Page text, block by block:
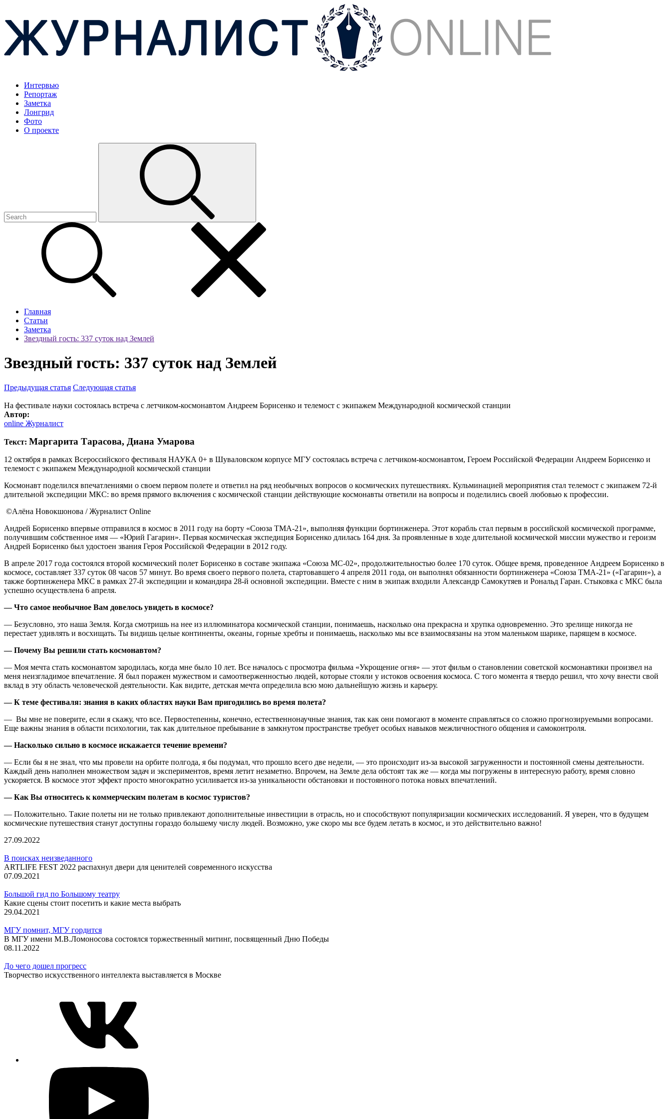
Интервью
Репортаж
Заметка
Лонгрид
Фото
О проекте
Главная
Статьи
Заметка
Звездный гость: 337 суток над Землей
Звездный гость: 337 суток над Землей
Предыдущая статья Следующая статья
На фестивале науки состоялась встреча с летчиком-космонавтом Андреем Борисенко и телемост с экипажем Международной космической станции
Автор:
online Журналист
Текст: Маргарита Тарасова, Диана Умарова
12 октября в рамках Всероссийского фестиваля НАУКА 0+ в Шуваловском корпусе МГУ состоялась встреча с летчиком-космонавтом, Героем Российской Федерации Андреем Борисенко и
телемост с экипажем Международной космической станции
Космонавт поделился впечатлениями о своем первом полете и ответил на ряд необычных вопросов о космических путешествиях. Кульминацией мероприятия стал телемост с экипажем 72-й
длительной экспедиции МКС: во время прямого включения с космической станции действующие космонавты ответили на вопросы и поделились своей любовью к профессии.
©Алёна Новокшонова / Журналист Online
Андрей Борисенко впервые отправился в космос в 2011 году на борту «Союза ТМА-21», выполняя функции бортинженера. Этот корабль стал первым в российской космической программе,
получившим собственное имя — «Юрий Гагарин». Первая космическая экспедиция Борисенко длилась 164 дня. За проявленные в ходе длительной космической миссии мужество и героизм
Андрей Борисенко был удостоен звания Героя Российской Федерации в 2012 году.
В апреле 2017 года состоялся второй космический полет Борисенко в составе экипажа «Союза МС-02», продолжительностью более 170 суток. Общее время, проведенное Андреем Борисенко в
космосе, составляет 337 суток 08 часов 57 минут. Во время своего первого полета, стартовавшего 4 апреля 2011 года, он выполнял обязанности бортинженера «Союза ТМА-21» («Гагарин»), а
также бортинженера МКС в рамках 27-й экспедиции и командира 28-й основной экспедиции. Вместе с ним в экипаж входили Александр Самокутяев и Рональд Гаран. Стыковка с МКС была
успешно осуществлена 6 апреля.
— Что самое необычное Вам довелось увидеть в космосе?
— Безусловно, это наша Земля. Когда смотришь на нее из иллюминатора космической станции, понимаешь, насколько она прекрасна и хрупка одновременно. Это зрелище никогда не
перестает удивлять и восхищать. Ты видишь целые континенты, океаны, горные хребты и понимаешь, насколько мы все взаимосвязаны на этом маленьком шарике, парящем в космосе.
— Почему Вы решили стать космонавтом?
— Моя мечта стать космонавтом зародилась, когда мне было 10 лет. Все началось с просмотра фильма «Укрощение огня» — этот фильм о становлении советской космонавтики произвел на
меня неизгладимое впечатление. Я был поражен мужеством и самоотверженностью людей, которые стояли у истоков освоения космоса. С того момента я твердо решил, что хочу внести свой
вклад в эту область человеческой деятельности. Как видите, детская мечта определила всю мою дальнейшую жизнь и карьеру.
— К теме фестиваля: знания в каких областях науки Вам пригодились во время полета?
— Вы мне не поверите, если я скажу, что все. Первостепенны, конечно, естественнонаучные знания, так как они помогают в моменте справляться со сложно прогнозируемыми вопросами.
Еще важны знания в области психологии, так как длительное пребывание в замкнутом пространстве требует особых навыков межличностного общения и самоконтроля.
— Насколько сильно в космосе искажается течение времени?
— Если бы я не знал, что мы провели на орбите полгода, я бы подумал, что прошло всего две недели, — это происходит из-за высокой загруженности и постоянной смены деятельности.
Каждый день наполнен множеством задач и экспериментов, время летит незаметно. Впрочем, на Земле дела обстоят так же — когда мы погружены в интересную работу, время словно
ускоряется. В космосе этот эффект просто многократно усиливается из-за уникальности обстановки и постоянного потока новых впечатлений.
— Как Вы относитесь к коммерческим полетам в космос туристов?
— Положительно. Такие полеты ни не только привлекают дополнительные инвестиции в отрасль, но и способствуют популяризации космических исследований. Я уверен, что в будущем
космические путешествия станут доступны гораздо большему числу людей. Возможно, уже скоро мы все будем летать в космос, и это действительно важно!
27.09.2022
В поисках неизведанного
ARTLIFE FEST 2022 распахнул двери для ценителей современного искусства
07.09.2021
Большой гид по Большому театру
Какие сцены стоит посетить и какие места выбрать
29.04.2021
МГУ помнит, МГУ гордится
В МГУ имени М.В.Ломоносова состоялся торжественный митинг, посвященный Дню Победы
08.11.2022
До чего дошел прогресс
Творчество искусственного интеллекта выставляется в Москве